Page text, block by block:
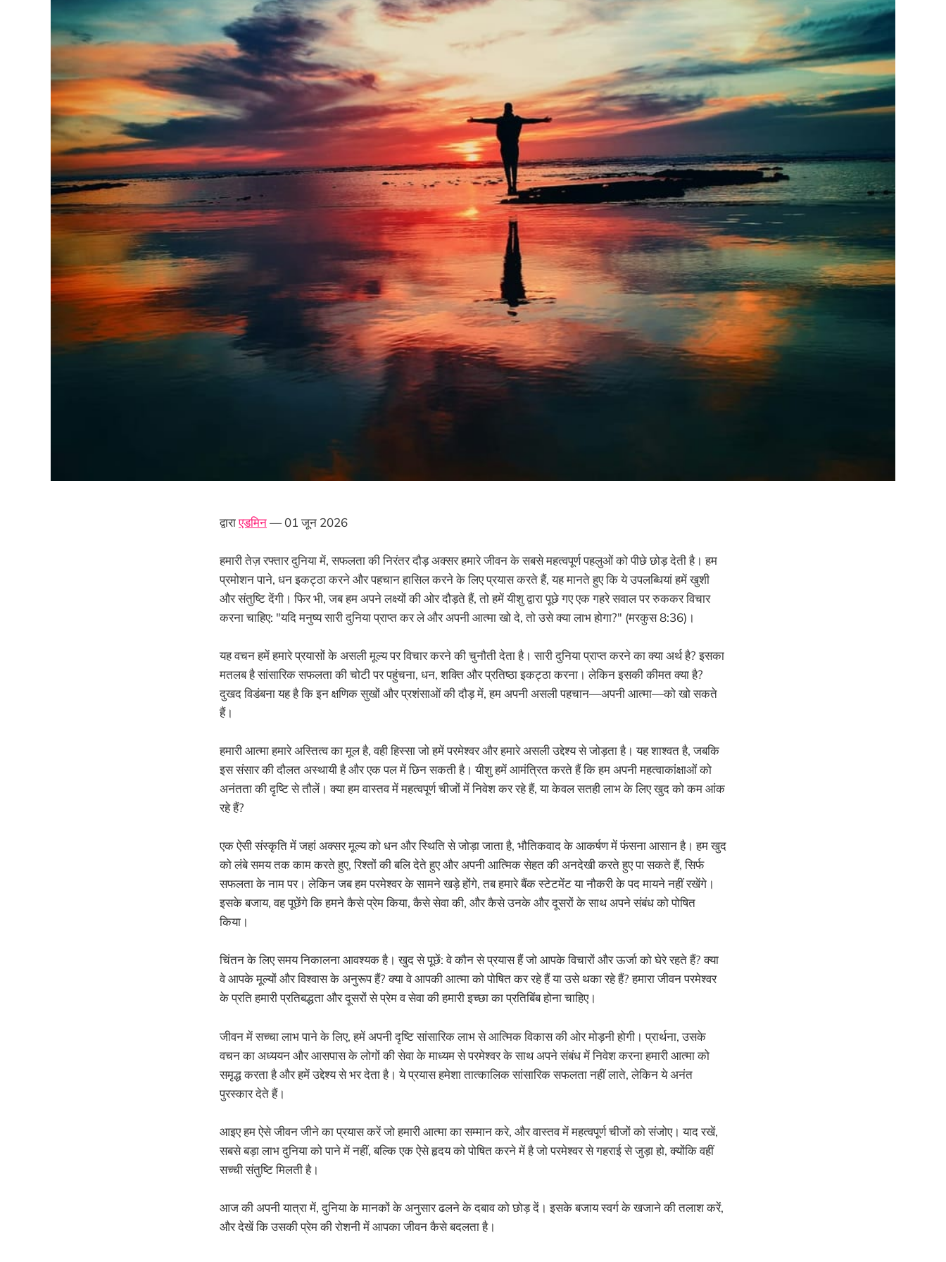
द्वाराएडमिन— 01 जून 2026
हमारी तेज़ रफ्तार दुनिया में, सफलता की निरंतर दौड़ अक्सर हमारे जीवन के सबसे महत्वपूर्ण पहलुओं को पीछे छोड़ देती है। हम
प्रमोशन पाने, धन इकट्ठा करने और पहचान हासिल करने के लिए प्रयास करते हैं, यह मानते हुए कि ये उपलब्धियां हमें खुशी
और संतुष्टि देंगी। फिर भी, जब हम अपने लक्ष्यों की ओर दौड़ते हैं, तो हमें यीशु द्वारा पूछे गए एक गहरे सवाल पर रुककर विचार
करना चाहिए: "यदि मनुष्य सारी दुनिया प्राप्त कर ले और अपनी आत्मा खो दे, तो उसे क्या लाभ होगा?" (मरकुस 8:36)।
यह वचन हमें हमारे प्रयासों के असली मूल्य पर विचार करने की चुनौती देता है। सारी दुनिया प्राप्त करने का क्या अर्थ है? इसका
मतलब है सांसारिक सफलता की चोटी पर पहुंचना, धन, शक्ति और प्रतिष्ठा इकट्ठा करना। लेकिन इसकी कीमत क्या है?
दुखद विडंबना यह है कि इन क्षणिक सुखों और प्रशंसाओं की दौड़ में, हम अपनी असली पहचान—अपनी आत्मा—को खो सकते
हैं।
हमारी आत्मा हमारे अस्तित्व का मूल है, वही हिस्सा जो हमें परमेश्वर और हमारे असली उद्देश्य से जोड़ता है। यह शाश्वत है, जबकि
इस संसार की दौलत अस्थायी है और एक पल में छिन सकती है। यीशु हमें आमंत्रित करते हैं कि हम अपनी महत्वाकांक्षाओं को
अनंतता की दृष्टि से तौलें। क्या हम वास्तव में महत्वपूर्ण चीजों में निवेश कर रहे हैं, या केवल सतही लाभ के लिए खुद को कम आंक
रहे हैं?
एक ऐसी संस्कृति में जहां अक्सर मूल्य को धन और स्थिति से जोड़ा जाता है, भौतिकवाद के आकर्षण में फंसना आसान है। हम खुद
को लंबे समय तक काम करते हुए, रिश्तों की बलि देते हुए और अपनी आत्मिक सेहत की अनदेखी करते हुए पा सकते हैं, सिर्फ
सफलता के नाम पर। लेकिन जब हम परमेश्वर के सामने खड़े होंगे, तब हमारे बैंक स्टेटमेंट या नौकरी के पद मायने नहीं रखेंगे।
इसके बजाय, वह पूछेंगे कि हमने कैसे प्रेम किया, कैसे सेवा की, और कैसे उनके और दूसरों के साथ अपने संबंध को पोषित
किया।
चिंतन के लिए समय निकालना आवश्यक है। खुद से पूछें: वे कौन से प्रयास हैं जो आपके विचारों और ऊर्जा को घेरे रहते हैं? क्या
वे आपके मूल्यों और विश्वास के अनुरूप हैं? क्या वे आपकी आत्मा को पोषित कर रहे हैं या उसे थका रहे हैं? हमारा जीवन परमेश्वर
के प्रति हमारी प्रतिबद्धता और दूसरों से प्रेम व सेवा की हमारी इच्छा का प्रतिबिंब होना चाहिए।
जीवन में सच्चा लाभ पाने के लिए, हमें अपनी दृष्टि सांसारिक लाभ से आत्मिक विकास की ओर मोड़नी होगी। प्रार्थना, उसके
वचन का अध्ययन और आसपास के लोगों की सेवा के माध्यम से परमेश्वर के साथ अपने संबंध में निवेश करना हमारी आत्मा को
समृद्ध करता है और हमें उद्देश्य से भर देता है। ये प्रयास हमेशा तात्कालिक सांसारिक सफलता नहीं लाते, लेकिन ये अनंत
पुरस्कार देते हैं।
आइए हम ऐसे जीवन जीने का प्रयास करें जो हमारी आत्मा का सम्मान करे, और वास्तव में महत्वपूर्ण चीजों को संजोए। याद रखें,
सबसे बड़ा लाभ दुनिया को पाने में नहीं, बल्कि एक ऐसे हृदय को पोषित करने में है जो परमेश्वर से गहराई से जुड़ा हो, क्योंकि वहीं
सच्ची संतुष्टि मिलती है।
आज की अपनी यात्रा में, दुनिया के मानकों के अनुसार ढलने के दबाव को छोड़ दें। इसके बजाय स्वर्ग के खजाने की तलाश करें,
और देखें कि उसकी प्रेम की रोशनी में आपका जीवन कैसे बदलता है।